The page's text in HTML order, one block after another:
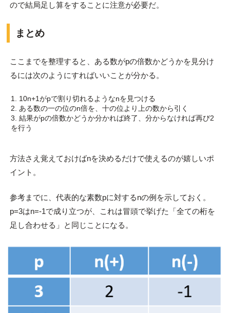
ので結局足し算をすることに注意が必要だ。
まとめ
ここまでを整理すると、ある数がpの倍数かどうかを見分け
るには次のようにすればいいことが分かる。
10n+1がpで割り切れるようなnを見つける
ある数の一の位のn倍を、十の位より上の数から引く
結果がpの倍数かどうか分かれば終了、分からなければ再び2
を行う
方法さえ覚えておけばnを決めるだけで使えるのが嬉しいポ
イント。
参考までに、代表的な素数pに対するnの例を示しておく。
p=3はn=-1で成り立つが、これは冒頭で挙げた「全ての桁を
足し合わせる」と同じことになる。